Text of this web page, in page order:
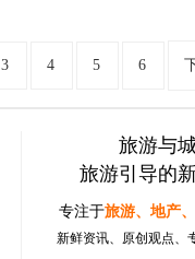
3 4 5 6
旅游与
旅游引导的
专注于旅游、地产
新鲜资讯、原创观点、